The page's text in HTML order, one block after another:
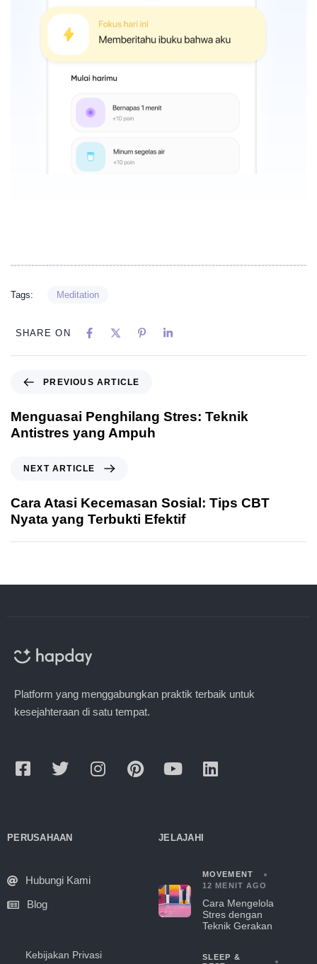
Tags: Meditation
SHARE ON
PREVIOUS ARTICLE
Menguasai Penghilang Stres: Teknik
Antistres yang Ampuh
NEXT ARTICLE
Cara Atasi Kecemasan Sosial: Tips CBT
Nyata yang Terbukti Efektif
Platform yang menggabungkan praktik terbaik untuk
kesejahteraan di satu tempat.
PERUSAHAAN
Hubungi Kami
Blog
Kebijakan Privasi
JELAJAHI
MOVEMENT
12 MENIT AGO
Cara Mengelola
Stres dengan
Teknik Gerakan
SLEEP &